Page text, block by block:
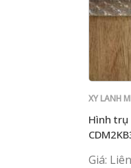
XY LANH
Hình trụ
Giá: